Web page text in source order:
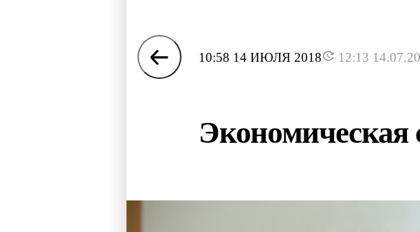
10:58 14 ИЮЛЯ 2018 12:13
Экономическая